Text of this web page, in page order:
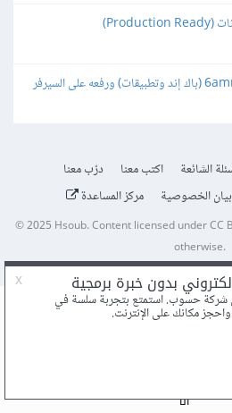
تركيب وتخصيص سكريبت 6ammart (باك إند وتطبيقات) ورفعه على السيرفر
الشائعة اكتب معنا
درّب معنا
بيان الخصوصية مركز المساعدة
© 2025 Hsoub.Content licensed underCC
otherwise.